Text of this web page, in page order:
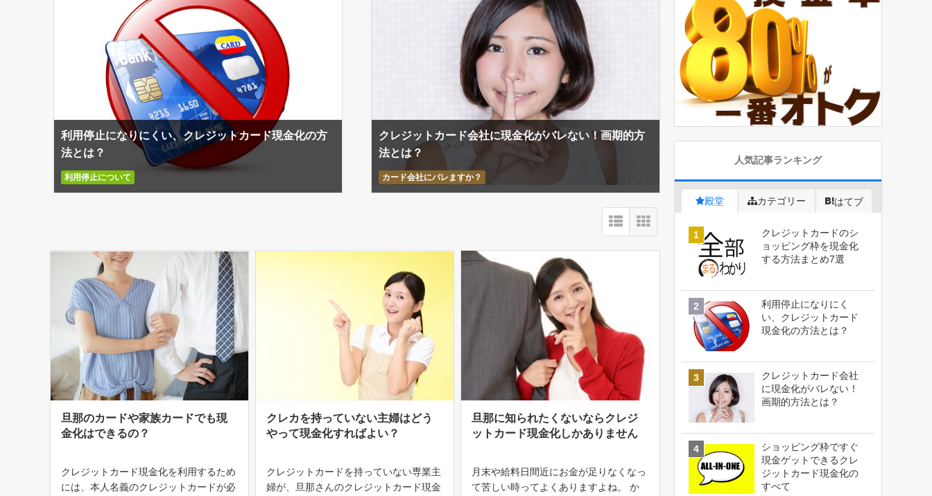
利用停止になりにくい、クレジットカード現金化の方
法とは？
利用停止について
クレジットカード会社に現金化がバレない！画期的方
法とは？
カード会社にバレますか？
旦那のカードや家族カードでも現
金化はできるの？
クレジットカード現金化を利用するため
には、本人名義のクレジットカードが必
クレカを持っていない主婦はどう
やって現金化すればよい？
クレジットカードを持っていない専業主
婦が、旦那さんのクレジットカード現金
旦那に知られたくないならクレジ
ットカード現金化しかありません
月末や給料日間近にお金が足りなくなっ
て苦しい時ってよくありますよね。 か
人気記事ランキング
殿堂 カテゴリー はてブ
クレジットカードのシ
ョッピング枠を現金化
する方法まとめ7選
利用停止になりにく
い、クレジットカード
現金化の方法とは？
クレジットカード会社
に現金化がバレない！
画期的方法とは？
ショッピング枠ですぐ
現金ゲットできるクレ
ジットカード現金化の
すべて